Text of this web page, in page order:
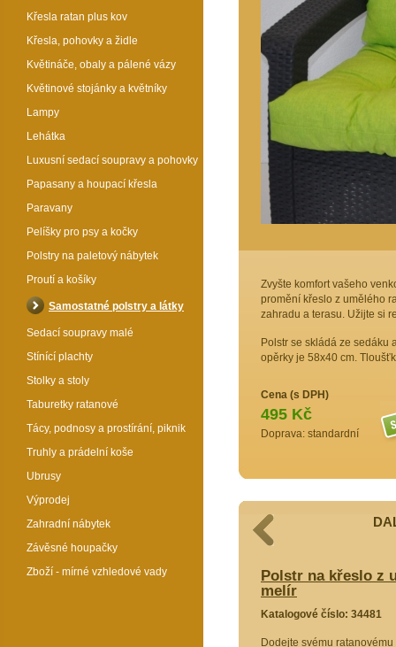
Zvyšte komfort vašeho
promění křeslo z umělého
zahradu a terasu. Užijte si
Polstr se skládá ze sedáku
opěrky je 58x40 cm.
Cena (s DPH)
495 Kč
Doprava: standardní
z umělého ratanu - látka žlutý
Polstr na křeslo z
melír
Katalogové číslo: 34481
Dodejte svému ratanovému
Křesla ratan plus kov
Křesla, pohovky a židle
Květináče, obaly a pálené vázy
Květinové stojánky a květníky
Lampy
Lehátka
Luxusní sedací soupravy a pohovky
Papasany a houpací křesla
Paravany
Pelíšky pro psy a kočky
Polstry na paletový nábytek
Proutí a košíky
Samostatné polstry a látky
Sedací soupravy malé
Stínící plachty
Stolky a stoly
Taburetky ratanové
Tácy, podnosy a prostírání, piknik
Truhly a prádelní koše
Ubrusy
Výprodej
Zahradní nábytek
Závěsné houpačky
Zboží - mírné vzhledové vady